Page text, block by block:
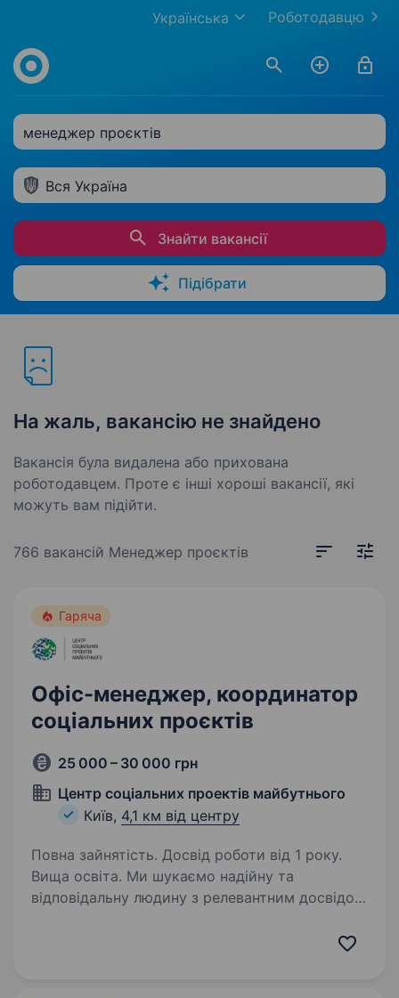
Роботодавцю
Українська
менеджер проєктів
Вся Україна
Знайти вакансії
Підібрати
На жаль, вакансію не знайдено
Вакансія була видалена або прихована
роботодавцем. Проте є інші хороші вакансії, які
можуть вам підійти.
766 вакансій Менеджер проєктів
Гаряча
Офіс-менеджер, координатор
соціальних проєктів
25 000 – 30 000 грн
Центр соціальних проектів майбутнього
Київ, 4,1 км від центру
Повна зайнятість. Досвід роботи від 1 року.
Вища освіта. Ми шукаємо надійну та
відповідальну людину з релевантним досвідом
організації, яка долучиться до нашої команди